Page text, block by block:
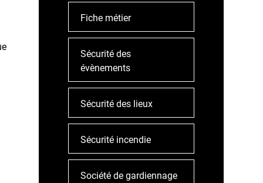
Fiche métier
Sécurité des
évènements
Sécurité des lieux
Sécurité incendie
Société de gardiennage